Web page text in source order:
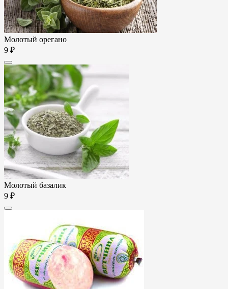
Молотый орегано
9 ₽
Молотый базалик
9 ₽